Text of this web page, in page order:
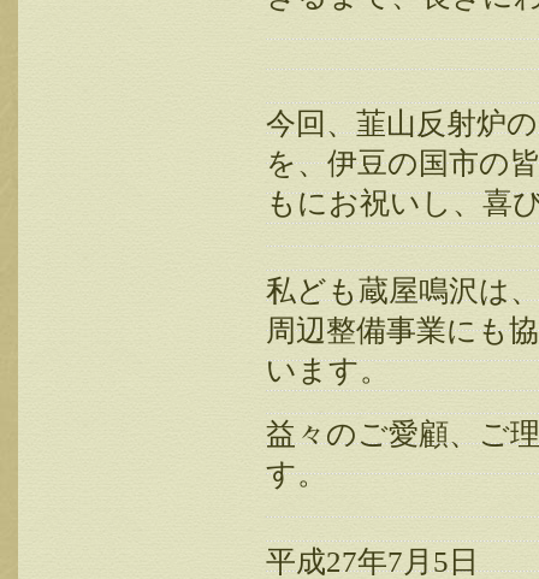
今回、韮山反射炉
を、伊豆の国市の
もにお祝いし、喜
私ども蔵屋鳴沢は、
周辺整備事業にも
います。
益々のご愛顧、ご
す。
平成27年7 月 5 日